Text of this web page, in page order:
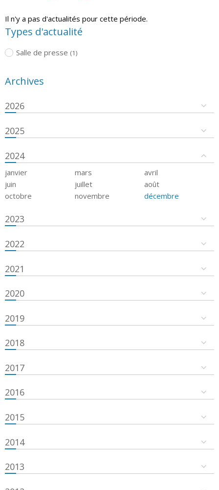
Il n'y a pas d'actualités pour cette période.
Types d'actualité
Salle de presse (1)
Archives
2026
2025
2024
janvier mars
avril
juin
juillet
août
octobre
novembre décembre
2023
2022
2021
2020
2019
2018
2017
2016
2015
2014
2013